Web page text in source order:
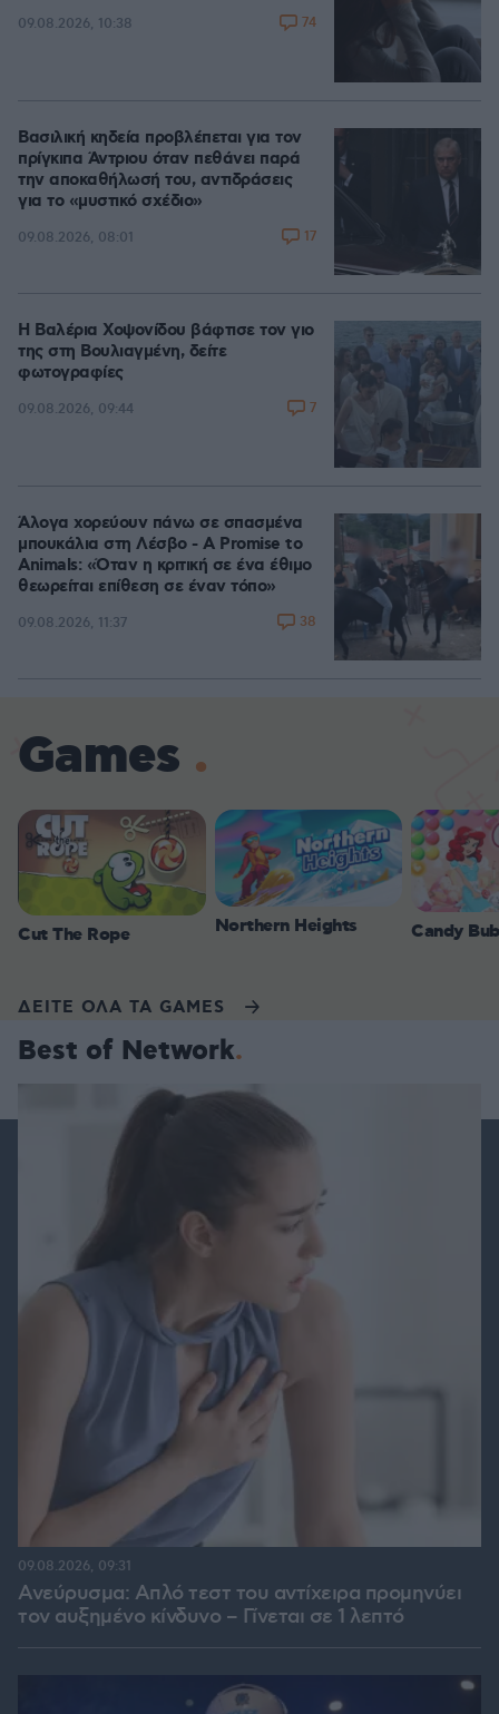
09.08.2026, 10:38 74
Βασιλική κηδεία προβλέπεται για τον
πρίγκιπα Άντριου όταν πεθάνει παρά
την αποκαθήλωσή του, αντιδράσεις
για το «μυστικό σχέδιο»
09.08.2026, 08:01 17
Η Βαλέρια Χοψονίδου βάφτισε τον γιο
της στη Βουλιαγμένη, δείτε
φωτογραφίες
09.08.2026, 09:44 7
Άλογα χορεύουν πάνω σε σπασμένα
μπουκάλια στη Λέσβο - A Promise to
Animals: «Όταν η κριτική σε ένα έθιμο
θεωρείται επίθεση σε έναν τόπο»
09.08.2026, 11:37 38
Games
Cut The Rope Northern Heights Candy
ΔΕΙΤΕ ΟΛΑ ΤΑ GAMES
Best of Network
Ανεύρυσμα: Απλό τεστ του αντίχειρα προμηνύει
τον αυξημένο κίνδυνο – Γίνεται σε 1 λεπτό
09.08.2026, 09:31